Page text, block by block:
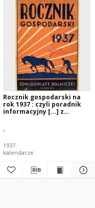
Rocznik gospodarski na
rok 1937 : czyli poradnik
informacyjny [...] z
1937 r.
-
1937
kalendarze